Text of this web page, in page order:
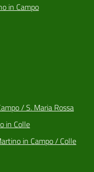
in Campo
/ S. Maria Rossa
in Colle
in Campo / Colle